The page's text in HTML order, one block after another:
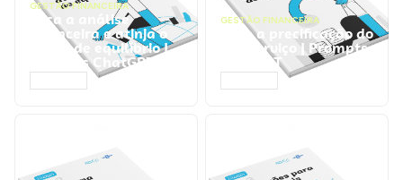
GESTÃO FINANCEIRA
Faça a análise
financeira e atinja o
ponto de equilíbrio |
Prompts ChatGPT
GESTÃO FINANCEIRA
Faça a precificação do
seu serviço | Prompts
ChatGPT